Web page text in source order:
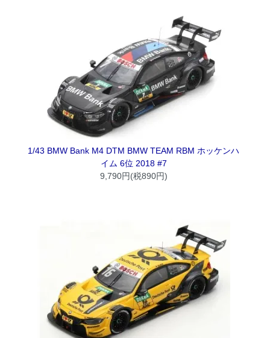
1/43 BMW Bank M4 DTM BMW TEAM RBM ホッケンハ
イム 6位 2018 #7
9,790円(税890円)